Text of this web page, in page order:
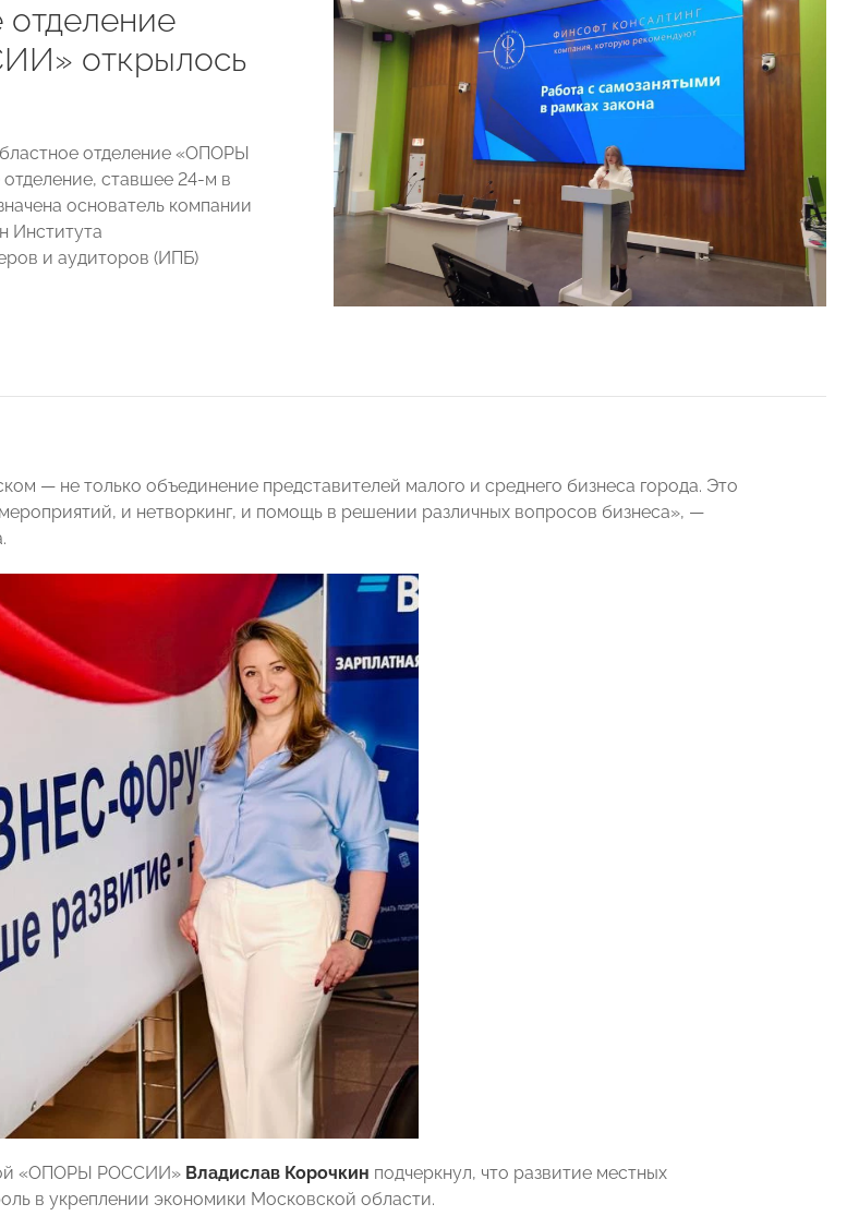
открылось
отделение «ОПОРЫ
ставшее 24-м в
основатель компании
Института
и аудиторов (ИПБ)
— не только объединение представителей малого и среднего бизнеса города. Это
и нетворкинг, и помощь в решении различных вопросов бизнеса», —
«ОПОРЫ РОССИИ» Владислав Корочкин подчеркнул, что развитие местных
в укреплении экономики Московской области.